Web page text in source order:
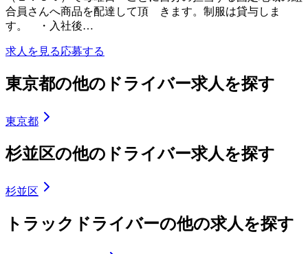
合員さんへ商品を配達して頂 きます。制服は貸与しま
す。 ・入社後…
求人を見る応募する
東京都の他のドライバー求人を探す
東京都
杉並区の他のドライバー求人を探す
杉並区
トラックドライバーの他の求人を探す